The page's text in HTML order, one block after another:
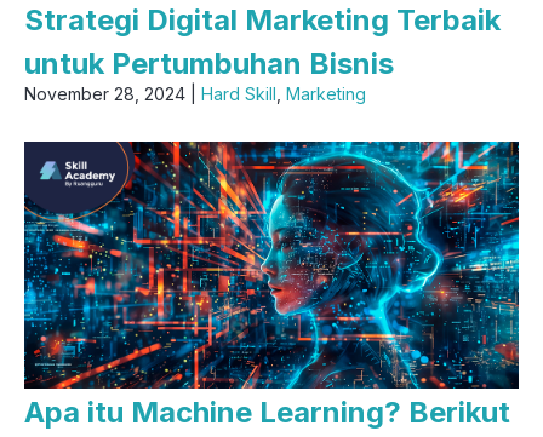
Strategi Digital Marketing Terbaik
untuk Pertumbuhan Bisnis
November 28, 2024 | Hard Skill Marketing
Apa itu Machine Learning? Berikut